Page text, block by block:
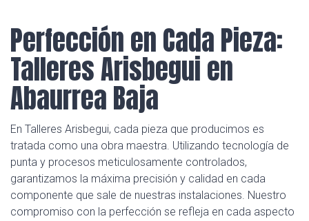
Perfección en Cada Pieza:
Talleres Arisbegui en
Abaurrea Baja
En Talleres Arisbegui, cada pieza que producimos es
tratada como una obra maestra. Utilizando tecnología de
punta y procesos meticulosamente controlados,
garantizamos la máxima precisión y calidad en cada
componente que sale de nuestras instalaciones. Nuestro
compromiso con la perfección se refleja en cada aspecto